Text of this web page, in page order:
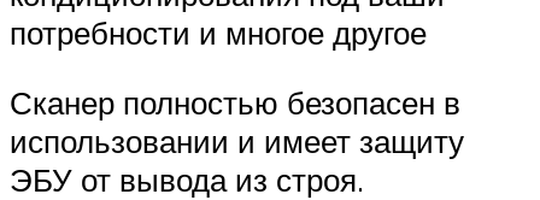
потребности и многое другое
Сканер полностью безопасен в
использовании и имеет защиту
ЭБУ от вывода из строя.